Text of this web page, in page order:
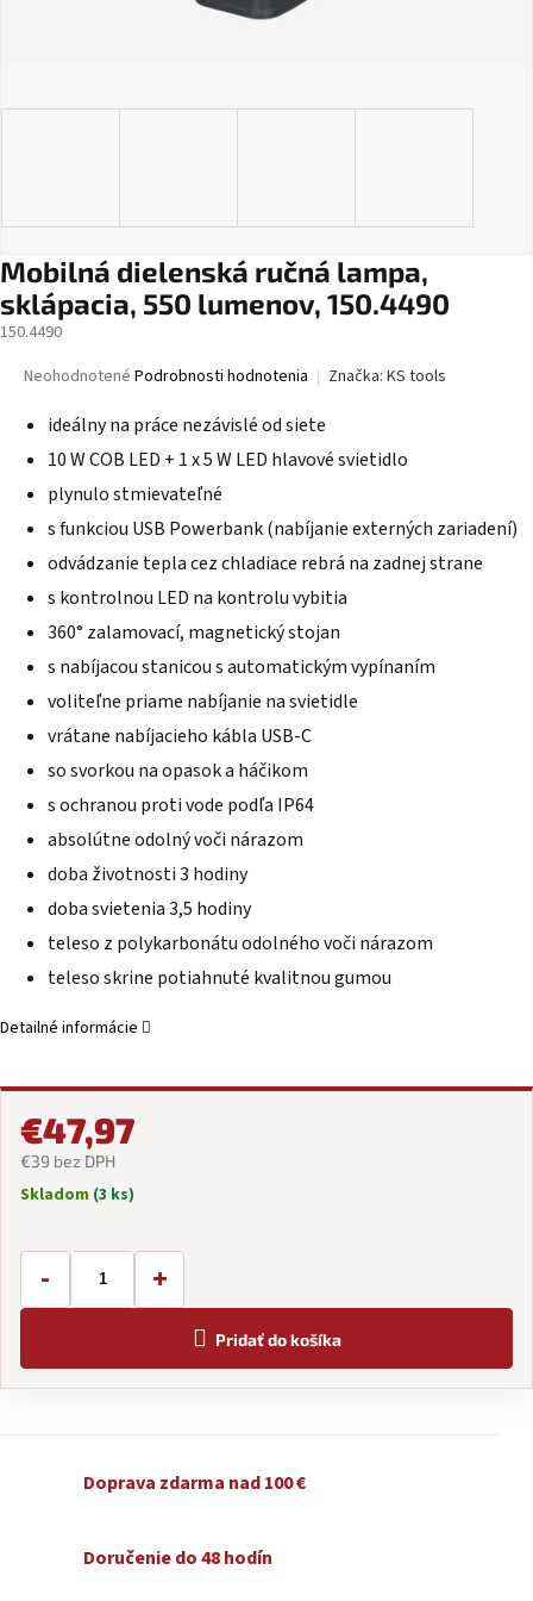
Mobilná dielenská ručná lampa,
sklápacia, 550 lumenov, 150.4490
150.4490
Priemerné
produktu
0,0
z
hviezdičiek.
Neohodnotené Podrobnosti hodnotenia Značka: KS tools
ideálny na práce nezávislé od siete
10 W COB LED + 1 x 5 W LED hlavové svietidlo
plynulo stmievateľné
s funkciou USB Powerbank (nabíjanie externých zariadení)
odvádzanie tepla cez chladiace rebrá na zadnej strane
s kontrolnou LED na kontrolu vybitia
360° zalamovací, magnetický stojan
s nabíjacou stanicou s automatickým vypínaním
voliteľne priame nabíjanie na svietidle
vrátane nabíjacieho kábla USB-C
so svorkou na opasok a háčikom
s ochranou proti vode podľa IP64
absolútne odolný voči nárazom
doba životnosti 3 hodiny
doba svietenia 3,5 hodiny
teleso z polykarbonátu odolného voči nárazom
teleso skrine potiahnuté kvalitnou gumou
Detailné informácie
€47,97
€39 bez DPH
Jednotková
Skladom (3 ks)
- +
Pridať do košíka
Doprava zdarma nad 100 €
Doručenie do 48 hodín